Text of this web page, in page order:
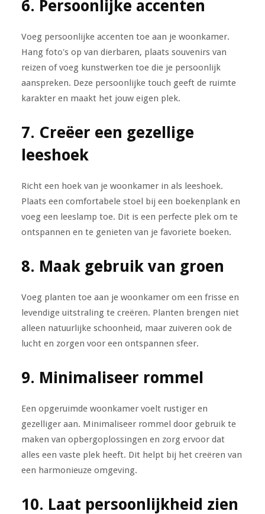
6. Persoonlijke accenten
Voeg persoonlijke accenten toe aan je woonkamer.
Hang foto's op van dierbaren, plaats souvenirs van
reizen of voeg kunstwerken toe die je persoonlijk
aanspreken. Deze persoonlijke touch geeft de ruimte
karakter en maakt het jouw eigen plek.
7. Creëer een gezellige
leeshoek
Richt een hoek van je woonkamer in als leeshoek.
Plaats een comfortabele stoel bij een boekenplank en
voeg een leeslamp toe. Dit is een perfecte plek om te
ontspannen en te genieten van je favoriete boeken.
8. Maak gebruik van groen
Voeg planten toe aan je woonkamer om een frisse en
levendige uitstraling te creëren. Planten brengen niet
alleen natuurlijke schoonheid, maar zuiveren ook de
lucht en zorgen voor een ontspannen sfeer.
9. Minimaliseer rommel
Een opgeruimde woonkamer voelt rustiger en
gezelliger aan. Minimaliseer rommel door gebruik te
maken van opbergoplossingen en zorg ervoor dat
alles een vaste plek heeft. Dit helpt bij het creëren van
een harmonieuze omgeving.
10. Laat persoonlijkheid zien